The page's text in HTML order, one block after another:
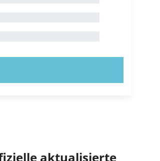
aktualisierte